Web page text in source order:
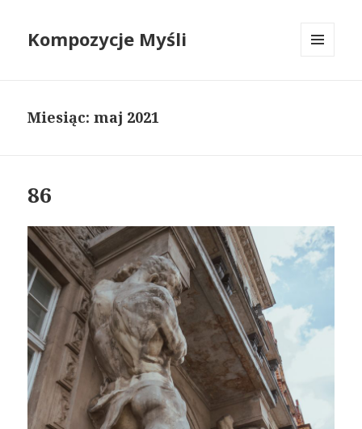
Kompozycje Myśli
Miesiąc:maj 2021
86